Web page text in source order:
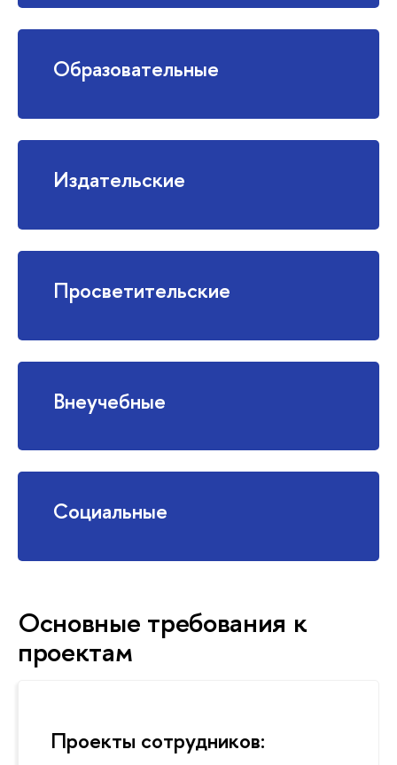
Образовательные
Издательские
Просветительские
неучебные
Социальные
Основные требования к
проектам
Проекты сотрудников: